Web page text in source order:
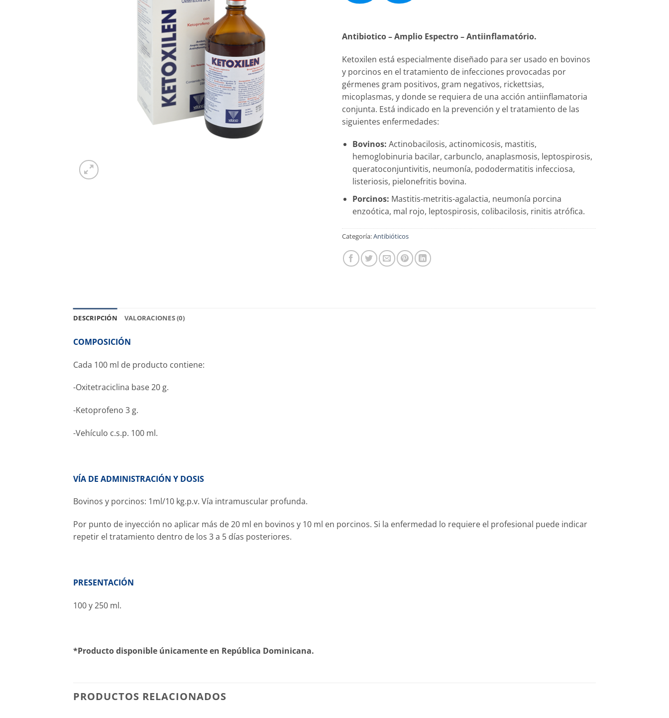
Antibiotico–Amplio Espectro –Antiinflamatório.
Ketoxilen está especialmente diseñado para ser usado en bovinos
y porcinos en el tratamiento de infecciones provocadas por
gérmenes gram positivos, gram negativos, rickettsias,
micoplasmas, y donde se requiera de una acción antiinflamatoria
conjunta. Está indicado en la prevención y el tratamiento de las
siguientes enfermedades:
Bovinos: Actinobacilosis, actinomicosis, mastitis,
hemoglobinuria bacilar, carbunclo, anaplasmosis, leptospirosis,
queratoconjuntivitis, neumonía, pododermatitis infecciosa,
listeriosis, pielonefritis bovina.
Porcinos: Mastitis-metritis-agalactia, neumonía porcina
enzoótica, mal rojo, leptospirosis, colibacilosis, rinitis atrófica.
Categoría:Antibióticos
DESCRIPCIÓN VALORACIONES (0)
COMPOSICIÓN
Cada 100 ml de producto contiene:
-Oxitetraciclina base 20 g.
-Ketoprofeno 3 g.
-Vehículo c.s.p. 100 ml.
VÍA DE ADMINISTRACIÓN Y DOSIS
Bovinos y porcinos: 1ml/10 kg.p.v. Vía intramuscular profunda.
Por punto de inyección no aplicar más de 20 ml en bovinos y 10 ml en porcinos. Si la enfermedad lo requiere el profesional puede indicar
repetir el tratamiento dentro de los 3 a 5 días posteriores.
PRESENTACIÓN
100y250 ml.
*Producto disponible únicamente en República Dominicana.
PRODUCTOS RELACIONADOS